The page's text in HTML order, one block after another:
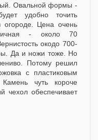
Овальной формы -
удобно точить
огороде. Цена очень
- около 70
окодо 700-
Да и ножи тоже. Но
Потому решил
с пластиковым
чуть короче
чехол обеспечивает